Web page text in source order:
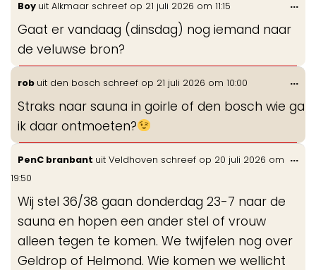
gastenboek-
lijst
Boy uit Alkmaar schreef op 21 juli 2026 om 11:15
Gaat er vandaag (dinsdag) nog iemand naar
de veluwse bron?
...
rob uit den bosch schreef op 21 juli 2026 om 10:00
Straks naar sauna in goirle of den bosch wie ga
ik daar ontmoeten?
...
PenC branbant uit Veldhoven schreef op 20 juli 2026 om
19:50
Wij stel 36/38 gaan donderdag 23-7 naar de
sauna en hopen een ander stel of vrouw
alleen tegen te komen. We twijfelen nog over
Geldrop of Helmond. Wie komen we wellicht
...